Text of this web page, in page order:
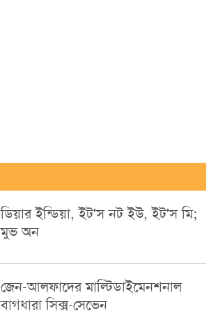
ডিয়ার ইন্ডিয়া, ইট'স নট ইউ, ইট'স মি;
মুভ অন
জেন-আলফাদের মাল্টিডাইমেনশনাল
বাগধারা সিক্স-সেভেন